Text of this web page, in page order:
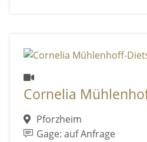
Cornelia
Pforzheim
Gage: auf Anfrage